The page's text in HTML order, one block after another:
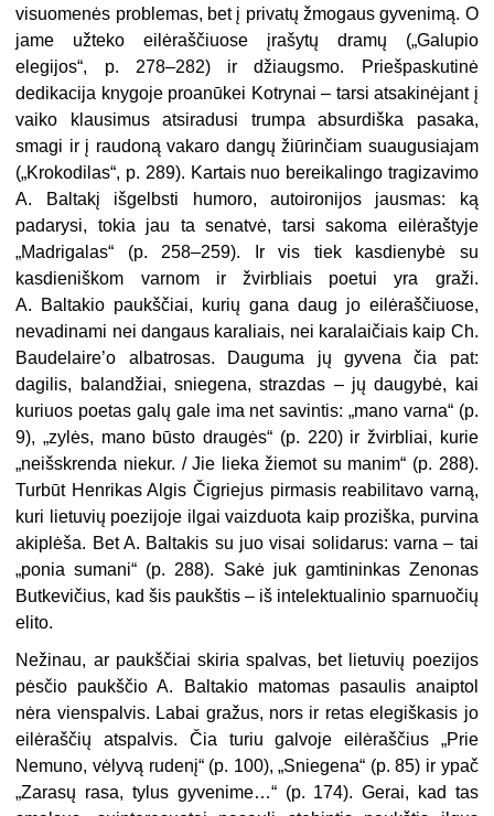
visuomenės problemas, bet į privatų žmogaus gyvenimą. O
jame užteko eilėraščiuose įrašytų dramų („Galupio
elegijos“, p. 278–282) ir džiaugsmo. Priešpaskutinė
dedikacija knygoje proanūkei Kotrynai – tarsi atsakinėjant į
vaiko klausimus atsiradusi trumpa absurdiška pasaka,
smagi ir į raudoną vakaro dangų žiūrinčiam suaugusiajam
(„Krokodilas“, p. 289). Kartais nuo bereikalingo tragizavimo
A. Baltakį išgelbsti humoro, autoironijos jausmas: ką
padarysi, tokia jau ta senatvė, tarsi sakoma eilėraštyje
„Madrigalas“ (p. 258–259). Ir vis tiek kasdienybė su
kasdieniškom varnom ir žvirbliais poetui yra graži.
A. Baltakio paukščiai, kurių gana daug jo eilėraščiuose,
nevadinami nei dangaus karaliais, nei karalaičiais kaip Ch.
Baudelaire’o albatrosas. Dauguma jų gyvena čia pat:
dagilis, balandžiai, sniegena, strazdas – jų daugybė, kai
kuriuos poetas galų gale ima net savintis: „mano varna“ (p.
9), „zylės, mano būsto draugės“ (p. 220) ir žvirbliai, kurie
„neišskrenda niekur. / Jie lieka žiemot su manim“ (p. 288).
Turbūt Henrikas Algis Čigriejus pirmasis reabilitavo varną,
kuri lietuvių poezijoje ilgai vaizduota kaip proziška, purvina
akiplėša. Bet A. Baltakis su juo visai solidarus: varna – tai
„ponia sumani“ (p. 288). Sakė juk gamtininkas Zenonas
Butkevičius, kad šis paukštis– iš intelektualinio sparnuočių
elito.
Nežinau, ar paukščiai skiria spalvas, bet lietuvių poezijos
pėsčio paukščio A. Baltakio matomas pasaulis anaiptol
nėra vienspalvis. Labai gražus, nors ir retas elegiškasis jo
eilėraščių atspalvis. Čia turiu galvoje eilėraščius „Prie
Nemuno, vėlyvą rudenį“ (p. 100), „Sniegena“ (p. 85) ir ypač
„Zarasų rasa, tylus gyvenime…“ (p. 174). Gerai, kad tas